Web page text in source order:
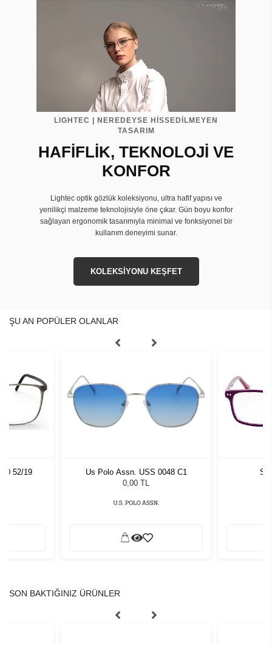
LIGHTEC | NEREDEYSE HİSSEDİLMEYEN
TASARIM
HAFİFLİK, TEKNOLOJİ VE
KONFOR
Lightec optik gözlük koleksiyonu, ultra hafif yapısı ve
yenilikçi malzeme teknolojisiyle öne çıkar. Gün boyu konfor
sağlayan ergonomik tasarımıyla minimal ve fonksiyonel bir
kullanım deneyimi sunar.
KOLEKSİYONU KEŞFET
ŞU AN POPÜLER OLANLAR
52/19
Us Polo Assn. USS 0048 C1
0,00 TL
SON BAKTIĞINIZ ÜRÜNLER